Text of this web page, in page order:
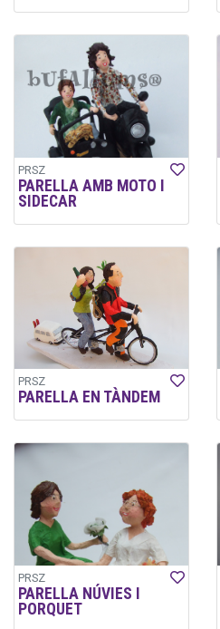
PRSZ
PARELLA AMB MOTO I
SIDECAR
PRSZ
PARELLA EN TÀNDEM
PRSZ
PARELLA NÚVIES I
PORQUET